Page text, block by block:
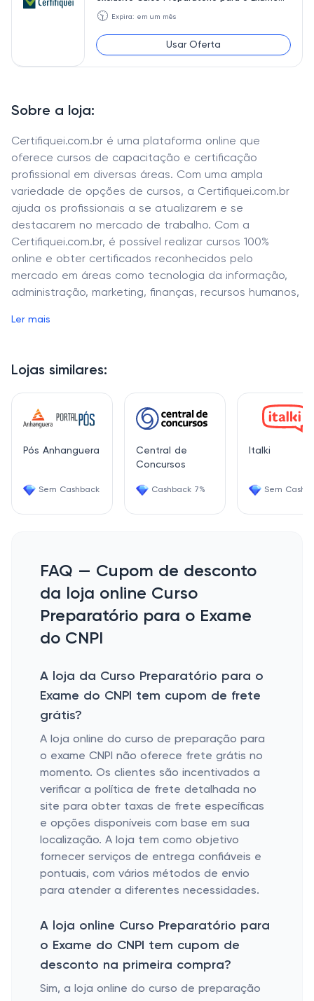
Sobre a loja:
Certifiquei.com.br é uma plataforma online que
oferece cursos de capacitação e certificação
profissional em diversas áreas. Com uma ampla
variedade de opções de cursos, a Certifiquei.com.br
ajuda os profissionais a se atualizarem e se
destacarem no mercado de trabalho. Com a
Certifiquei.com.br, é possível realizar cursos 100%
online e obter certificados reconhecidos pelo
mercado em áreas como tecnologia da informação,
administração, marketing, finanças, recursos humanos,
Ler mais
Lojas similares:
Pós Anhanguera
Sem Cashback
Central de
Concursos
Cashback 7%
Italki
Sem
do CNPI
🕥 Expira: em um mês
Usar Oferta
FAQ — Cupom de desconto
da loja online Curso
Preparatório para o Exame
do CNPI
A loja da Curso Preparatório para o
Exame do CNPI tem cupom de frete
grátis?
A loja online do curso de preparação para
o exame CNPI não oferece frete grátis no
momento. Os clientes são incentivados a
verificar a política de frete detalhada no
site para obter taxas de frete específicas
e opções disponíveis com base em sua
localização. A loja tem como objetivo
fornecer serviços de entrega confiáveis ​​e
pontuais, com vários métodos de envio
para atender a diferentes necessidades.
A loja online Curso Preparatório para
o Exame do CNPI tem cupom de
desconto na primeira compra?
Sim, a loja online do curso de preparação